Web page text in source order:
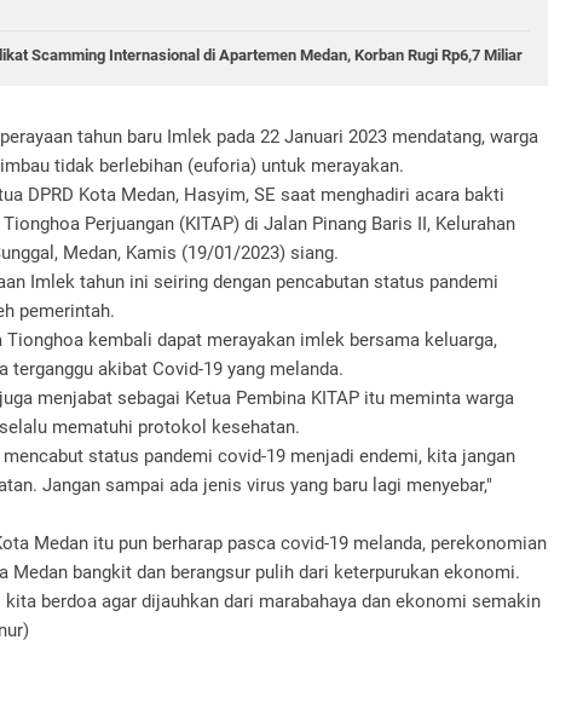
Scamming Internasional di Apartemen Medan, Korban Rugi Rp6,7 Miliar
tahun baru Imlek pada 22 Januari 2023 mendatang, warga
tidak berlebihan (euforia) untuk merayakan.
DPRD Kota Medan, Hasyim, SE saat menghadiri acara bakti
Perjuangan (KITAP) di Jalan Pinang Baris II, Kelurahan
Medan, Kamis (19/01/2023) siang.
Imlek tahun ini seiring dengan pencabutan status pandemi
pemerintah.
Tionghoa kembali dapat merayakan imlek bersama keluarga,
terganggu akibat Covid-19 yang melanda.
menjabat sebagai Ketua Pembina KITAP itu meminta warga
mematuhi protokol kesehatan.
status pandemi covid-19 menjadi endemi, kita jangan
Jangan sampai ada jenis virus yang baru lagi menyebar,"
Medan itu pun berharap pasca covid-19 melanda, perekonomian
Medan bangkit dan berangsur pulih dari keterpurukan ekonomi.
berdoa agar dijauhkan dari marabahaya dan ekonomi semakin